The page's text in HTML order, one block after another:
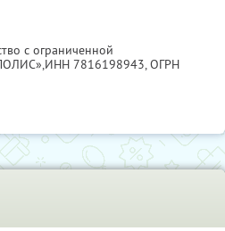
с ограниченной
ИНН 7816198943, ОГРН